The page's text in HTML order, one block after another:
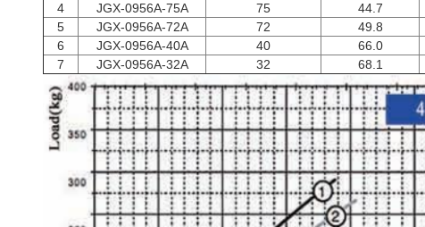
4
JGX-0956A-75A 75 44.7
5
JGX-0956A-72A 72 49.8
6
JGX-0956A-40A 40 66.0
7
JGX-0956A-32A 32 68.1